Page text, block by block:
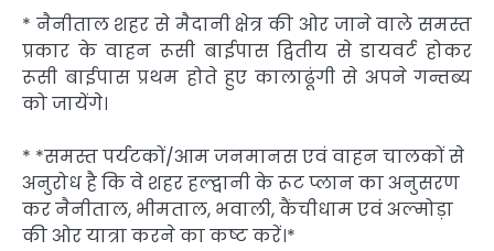
* नैनीताल शहर से मैदानी क्षेत्र की ओर जाने वाले समस्त
प्रकार के वाहन रूसी बाईपास द्वितीय से डायवर्ट होकर
रूसी बाईपास प्रथम होते हुए कालाढूंगी से अपने गन्तब्य
को जायेंगे।
* *समस्त पर्यटकों/आम जनमानस एवं वाहन चालकों से
अनुरोध है कि वे शहर हल्द्वानी के रूट प्लान का अनुसरण
कर नैनीताल, भीमताल, भवाली, कैंचीधाम एवं अल्मोड़ा
की ओर यात्रा करने का कष्ट करें।*